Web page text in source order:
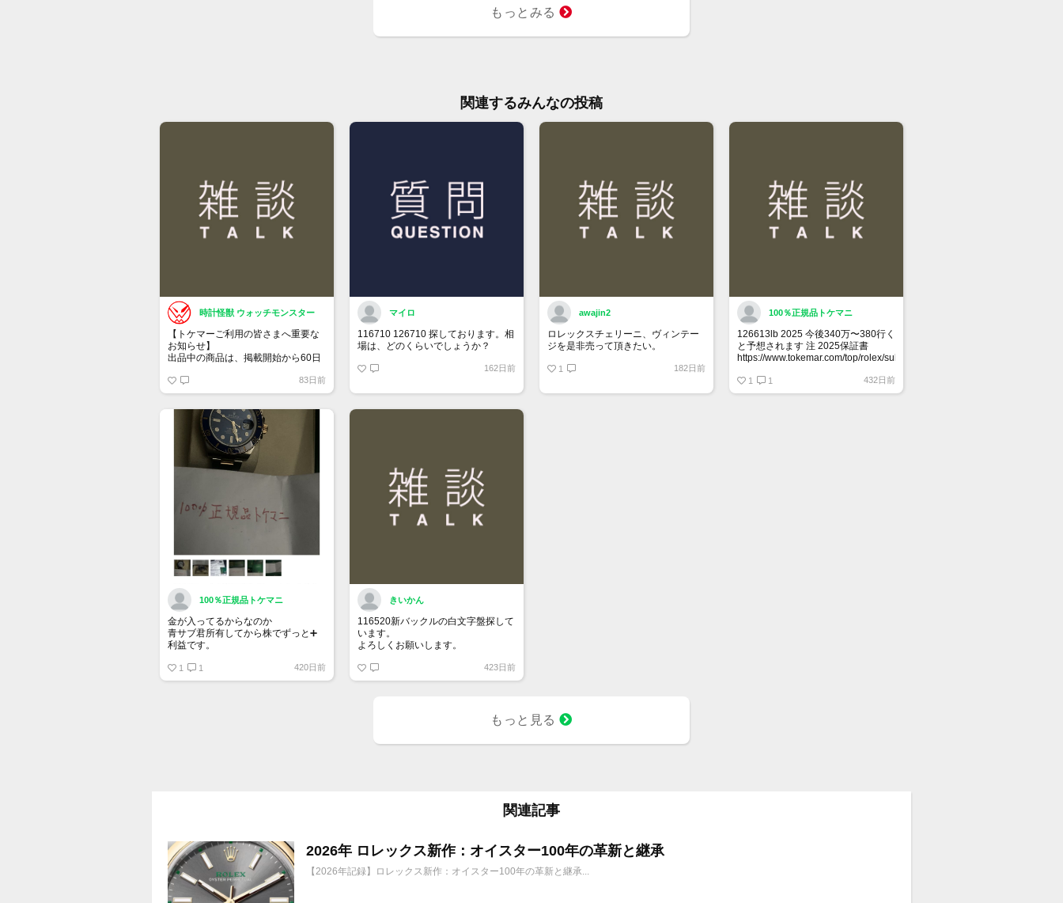
もっとみる
関連するみんなの投稿
時計怪獣 ウォッチモンスター
【トケマーご利用の皆さまへ重要な
お知らせ】
出品中の商品は、掲載開始から60日
へ戻ります。
トップページでお気に入り登録がで
詳しくはマイページ＞お知らせをご
確認ください。
83日前
マイロ
116710 126710 探しております。相
場は、どのくらいでしょうか？
162日前
awajin2
ロレックスチェリーニ、ヴィンテー
ジを是非売って頂きたい。
1 182日前
100％正規品トケマニ
126613lb 2025 今後340万〜380行く
と予想されます 注 2025保証書
https://www.tokemar.com/top/rolex/submariner/166613lb-
マジ上がる予想しかない
1 1 432日前
100％正規品トケマニ
金が入ってるからなのか
青サブ君所有してから株でずっと➕
利益です。
銘柄番号7932 ニッピ
1 1 420日前
きいかん
116520新バックルの白文字盤探して
います。
よろしくお願いします。
423日前
もっと見る
関連記事
2026年 ロレックス新作：オイスター100年の革新と継承
【2026年記録】ロレックス新作：オイスター100年の革新と継承...